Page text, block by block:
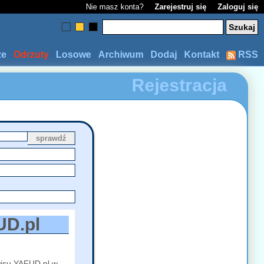
Nie masz konta? Zarejestruj się Zaloguj się
RSS
Kontakt
Dodaj
Archiwum
Losowe
Odrzuty
Rejestracja
sprawdź